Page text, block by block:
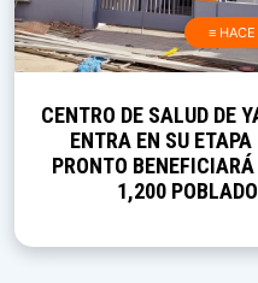
≡
CENTRO DE SALUD DE
ENTRA EN SU
PRONTO
1,200